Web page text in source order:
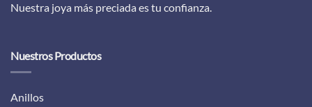
Nuestra joya más preciada es tu confianza.
Nuestros Productos
Anillos